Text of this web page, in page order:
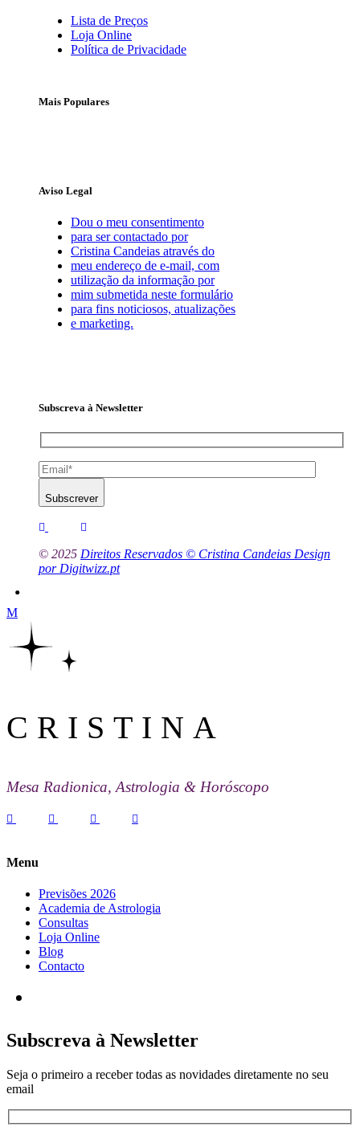
Lista de Preços
Loja Online
Política de Privacidade
Mais Populares
Aviso Legal
Dou o meu consentimento
para ser contactado por
Cristina Candeias através do
meu endereço de e-mail, com
utilização da informação por
mim submetida neste formulário
para fins noticiosos, atualizações
e marketing.
Subscreva à Newsletter
Subscrever
© 2025 Direitos Reservados © Cristina Candeias Design
por Digitwizz.pt
CRISTINA
Mesa Radionica, Astrologia & Horóscopo
Menu
Previsões 2026
Academia de Astrologia
Consultas
Loja Online
Blog
Contacto
Subscreva à Newsletter
Seja o primeiro a receber todas as novidades diretamente no seu
email